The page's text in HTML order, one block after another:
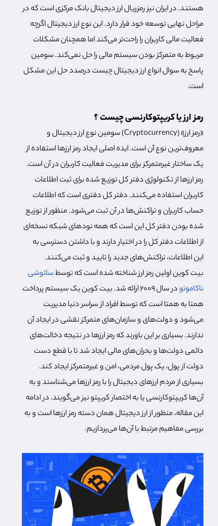
هستند. در ایران نیز رمزریال ارز دیجیتال بانک مرکزی است که در
مراحل نهایی توسعه خود قرار دارد. این نوع ارز دیجیتال اگرچه
فعالیت مالی کاربران را راحت‌تر می‌کند اما همچنان مشکلات
مربوط به متمرکز بودن سیستم مالی را حل نمی‌کند. سومین
پاسخ به سوال انواع ارز دیجیتال چیست درصدد حل این مشکل
است.
رمز ارز یا کریپتوکارنسی چیست ؟
«رمز ارز» (Cryptocurrency) سومین نوع ارز دیجیتال و
معروف‌ترین نوع آن است. ایده اصلی ایجاد رمز ارزها استفاده از
یک ساختار غیرمتمرکز برای مدیریت فعالیت کاربران در آن است.
رمز ارزها از تکنولوژی دفتر کل توزیع شده برای ثبت اطلاعات
کاربران استفاده می‌کنند. دفتر کل دفتری است که اطلاعات
حساب کاربران و تراکنش‌ها در آن ثبت می‌شود. منظور از توزیع
شده بودن دفتر کل این است که همه نودهای شبکه نسخه‌ای
از اطلاعات دفتر کل را در اختیار دارند و با داشتن دسترسی به
این اطلاعات، تراکنش‌های جدید را تایید و ثبت می‌کنند.
بیت کوین اولین رمز ارز شناخته شده است که توسطساتوشی
ناکاموتو
در سال 2009 ارائه شد. بیت کوین یک سیستم پرداخت
همتا به همتا است که توسط افراد از سراسر دنیا مدیریت
می‌شود و دولت‌های و سازمان‌های متمرکز نقشی در ایجاد آن
ندارند. بسیاری بر این باورند که رمز ارزها در نتیجه دخالت‌های
دائمی دولت‌ها و بحران‌های مالی ایجاد شد تا با قطع دست
دولت از پول، یک پول مردمی، امن و غیرمتمرکز ایجاد کند.
بسیاری از مردم ارزهای دیجیتال را با رمز ارزها می‌شناسند و به
آن‌ها کریپتوکارنسی یا به اختصار کریپتو نیز می‌گویند. در ادامه
این مقاله، منظور از ارز دیجیتال همان دسته رمز ارزها است و به
بررسی مفاهیم مرتبط با آن‌ها می‌پردازیم.